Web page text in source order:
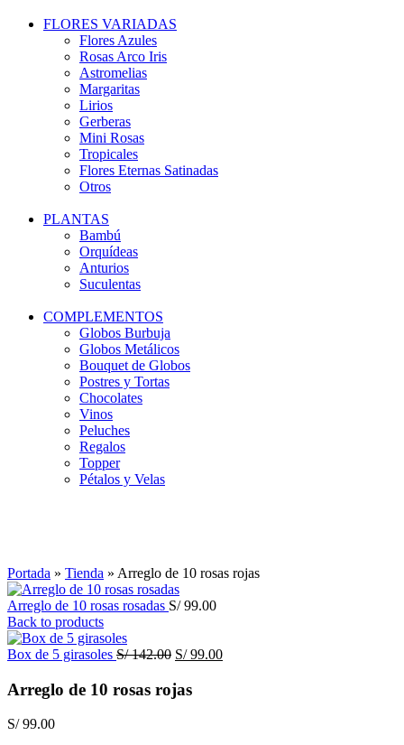
FLORES VARIADAS
Flores Azules
Rosas Arco Iris
Astromelias
Margaritas
Lirios
Gerberas
Mini Rosas
Tropicales
Flores Eternas Satinadas
Otros
PLANTAS
Bambú
Orquídeas
Anturios
Suculentas
COMPLEMENTOS
Globos Burbuja
Globos Metálicos
Bouquet de Globos
Postres y Tortas
Chocolates
Vinos
Peluches
Regalos
Topper
Pétalos y Velas
Portada » Tienda » Arreglo de 10 rosas rojas
Arreglo de 10 rosas rosadas S/99.00
Back to products
Box de 5 girasoles S/142.00 El
original
era:
S/99.00El
Arreglo de 10 rosas rojas
S/99.00